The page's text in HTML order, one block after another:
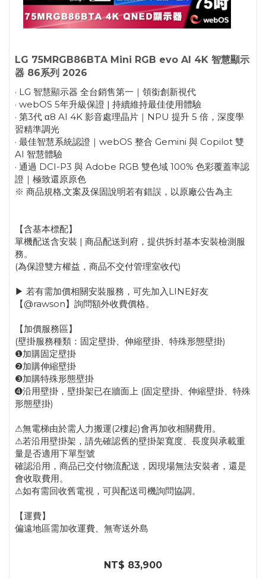
LG 75MRGB86BTA Mini RGB evo AI 4K 智慧顯示
器 86系列 2026
· LG 智慧顯示器 全台銷售第一｜領銜創新視代
· webOS 5年升級保證 | 持續維持最佳使用體驗
· 第3代 α8 AI 4K 影音處理晶片｜NPU 提升 5 倍，深度學
習精準調光
· 最佳智慧系統認證｜webOS 整合 Gemini 與 Copilot 雙
AI 智慧體驗
· 通過 DCI-P3 與 Adobe RGB 雙色域 100% 色彩覆蓋率認
證｜極致還原原色
※ 商品規格,文案及保固說明若有錯誤，以原廠公告為主
【含基本標配】
單機配送含安裝 | 商品配送到府，提供拆封基本安裝檢測服
務。
(為保證雙方權益，商品不交付管理室收代)
▶ 若有需加價相關安裝服務，可先加入LINE好友
【@rawson】詢問額外收費價格。
【加價服務區】
(壁掛服務種類：固定壁掛、伸縮壁掛、特殊形態壁掛)
❶加購固定壁掛
❷加購伸縮壁掛
❸加購特殊形態壁掛
➍沿用壁掛，壁掛架已在牆面上 (固定壁掛、伸縮壁掛、特殊
形態壁掛)
⚠無電梯由於需人力搬運(2樓起)會再加收相關費用。
⚠若沿用壁掛架，請先確認舊的壁掛架寬度、長度與承載重
量是否適用下單型號
確認沿用，商品已交付物流配送，因現場無法安裝者，還是
會收取費用。
⚠如有需回收舊電視，可與配送司機詢問協調。
【運費】
偏遠地區需加收運費、無寄送外島
NT$ 83,900